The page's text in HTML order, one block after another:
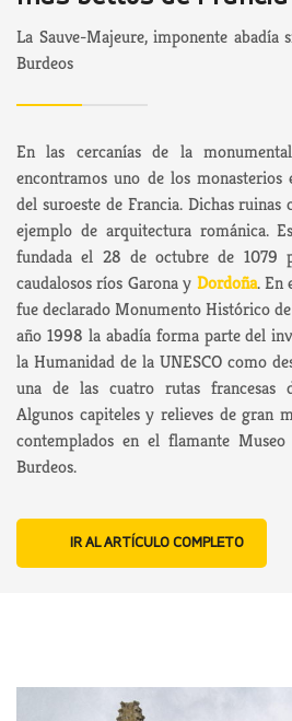
La Sauve-Majeure, imponente abadía
Burdeos
En las cercanías de la
encontramos uno de los monasterios
del suroeste de Francia. Dichas
ejemplo de arquitectura románica.
fundada el 28 de octubre de 1079
caudalosos ríos Garona y Dordoña. En
fue declarado Monumento Histórico
año 1998 la abadía forma parte del
la Humanidad de la UNESCO como
una de las cuatro rutas francesas
Algunos capiteles y relieves de gran
contemplados en el flamante
Burdeos.
IR AL ARTÍCULO COMPLETO